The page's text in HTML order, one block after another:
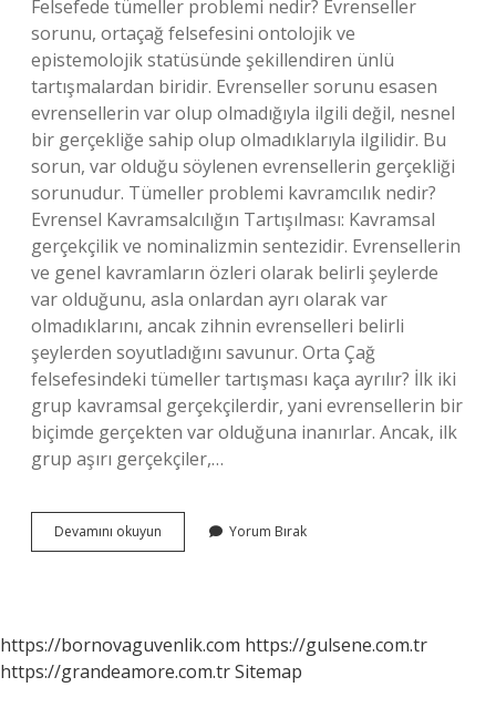
Felsefede tümeller problemi nedir? Evrenseller
sorunu, ortaçağ felsefesini ontolojik ve
epistemolojik statüsünde şekillendiren ünlü
tartışmalardan biridir. Evrenseller sorunu esasen
evrensellerin var olup olmadığıyla ilgili değil, nesnel
bir gerçekliğe sahip olup olmadıklarıyla ilgilidir. Bu
sorun, var olduğu söylenen evrensellerin gerçekliği
sorunudur. Tümeller problemi kavramcılık nedir?
Evrensel Kavramsalcılığın Tartışılması: Kavramsal
gerçekçilik ve nominalizmin sentezidir. Evrensellerin
ve genel kavramların özleri olarak belirli şeylerde
var olduğunu, asla onlardan ayrı olarak var
olmadıklarını, ancak zihnin evrenselleri belirli
şeylerden soyutladığını savunur. Orta Çağ
felsefesindeki tümeller tartışması kaça ayrılır? İlk iki
grup kavramsal gerçekçilerdir, yani evrensellerin bir
biçimde gerçekten var olduğuna inanırlar. Ancak, ilk
grup aşırı gerçekçiler,…
Devamını okuyun Tümeller
Problemi
Yorum Bırak
https://bornovaguvenlik.com https://gulsene.com.tr
https://grandeamore.com.trSitemap